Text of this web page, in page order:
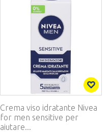
Crema viso idratante Nivea
for men sensitive per
aiutare...